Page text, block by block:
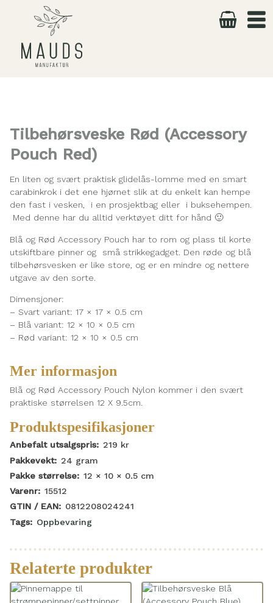
Tilbehørsveske Rød (Accessory
Pouch Red)
En liten og svært praktisk glidelås-lomme med en smart
carabinkrok i det ene hjørnet slik at du enkelt kan hempe
den fast i vesken, i en prosjektbag eller i buksehempen.
Med denne har du alltid verktøyet ditt for hånd 🙂
Blå og Rød Accessory Pouch har to rom og plass til korte
utskiftbare pinner og små strikkegadget. Den røde og blå
tilbehørsvesken er like store, og er en mindre og nettere
utgave av den sorte.
Dimensjoner:
– Svart variant: 17 × 17 × 0.5 cm
– Blå variant: 12 × 10 × 0.5 cm
– Rød variant: 12 × 10 × 0.5 cm
Mer informasjon
Blå og Rød Accessory Pouch Nylon kommer i den svært
praktiske størrelsen 12 X 9.5cm.
Produktspesifikasjoner
Anbefalt utsalgspris: 219 kr
Pakkevekt: 24 gram
Pakke størrelse: 12 × 10 × 0.5 cm
Varenr: 15512
GTIN / EAN: 0812208024241
Tags: Oppbevaring
Relaterte produkter